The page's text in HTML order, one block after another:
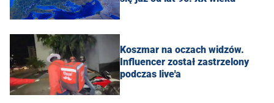
Koszmar na oczach widzów.
Influencer został zastrzelony
podczas live'a